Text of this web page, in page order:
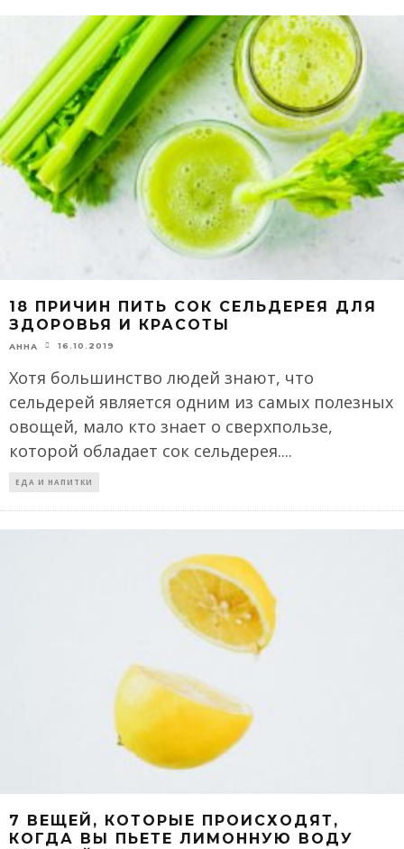
18 ПРИЧИН ПИТЬ СОК СЕЛЬДЕРЕЯ ДЛЯ
ЗДОРОВЬЯ И КРАСОТЫ
АННА 16.10.2019
Хотя большинство людей знают, что
сельдерей является одним из самых полезных
овощей, мало кто знает о сверхпользе,
которой обладает сок сельдерея....
ЕДА И НАПИТКИ
7 ВЕЩЕЙ, КОТОРЫЕ ПРОИСХОДЯТ,
КОГДА ВЫ ПЬЕТЕ ЛИМОННУЮ ВОДУ